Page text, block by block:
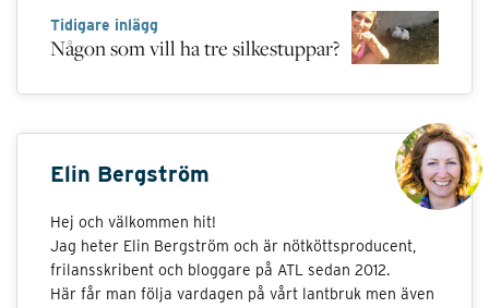
Tidigare inlägg
Någon som vill ha tre silkestuppar?
Elin Bergström
Hej och välkommen hit!
Jag heter Elin Bergström och är nötköttsproducent,
frilansskribent och bloggare på ATL sedan 2012.
Här får man följa vardagen på vårt lantbruk men även